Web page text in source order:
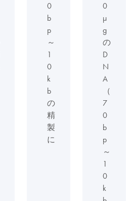
0
b
p
～
1
0
k
b
の
精
製
に
0
µ
g
の
D
N
A
（
7
0
b
p
～
1
0
k